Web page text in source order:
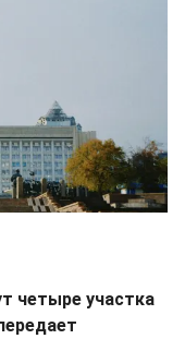
четыре участка